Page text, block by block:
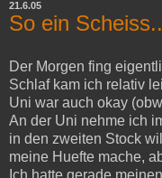
21.6.05
So ein
Der Morgen fing
Schlaf kam ich relativ
Uni war auch okay
An der Uni nehme ich
in den zweiten Stock
meine Huefte mache,